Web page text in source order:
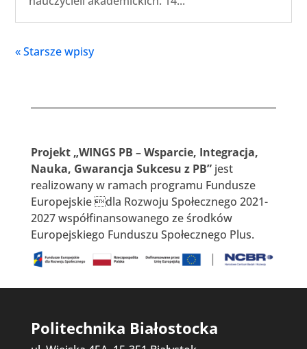
« Starsze wpisy
Projekt „WINGS PB – Wsparcie, Integracja,
Nauka, Gwarancja Sukcesu z PB”jest
realizowany w ramach programu Fundusze
Europejskie dla Rozwoju Społecznego 2021-
2027 współfinansowanego ze środków
Europejskiego Funduszu Społecznego Plus.
Politechnika Białostocka